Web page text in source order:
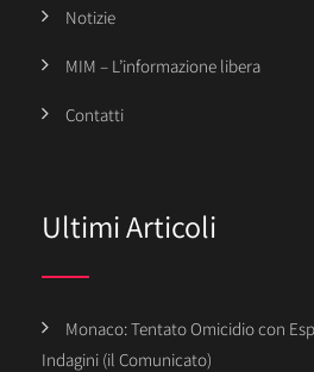
Notizie
MIM – L’informazione libera
Contatti
Ultimi Articoli
Monaco: Tentato Omicidio con
Indagini (il Comunicato)